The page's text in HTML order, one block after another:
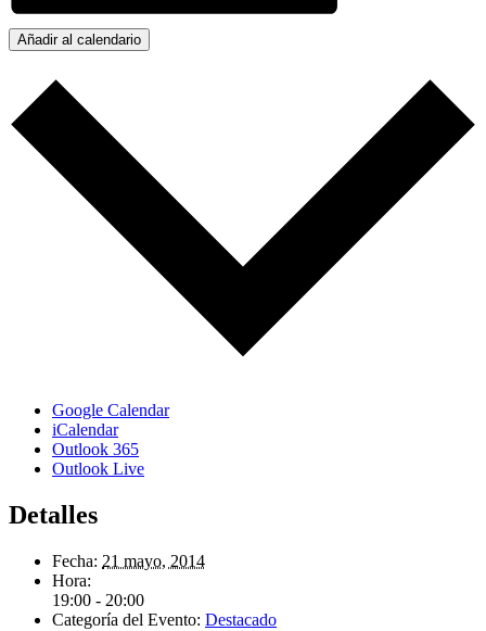
Añadir al calendario
Google Calendar
iCalendar
Outlook 365
Outlook Live
Detalles
Fecha: 21 mayo, 2014
Hora:
19:00 - 20:00
Categoría del Evento: Destacado